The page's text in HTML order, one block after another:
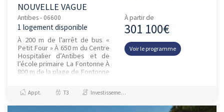
NOUVELLE VAGUE
Antibes - 06600
1 logement disponible
À 200 m de l’arrêt de bus «
Petit Four » À 650 m du Centre
Hospitalier d’Antibes et de
l’école primaire La Fontonne À
800 m de la plage de Fontonne
À partir de
301 100€
Voir le programme
Appt. T3 Investissement et Défiscalisation